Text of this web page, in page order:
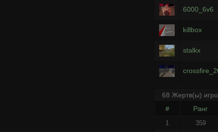
6000_6v6
killbox
stalkx
68 Жертв(ы)
#
Ранг
1
359